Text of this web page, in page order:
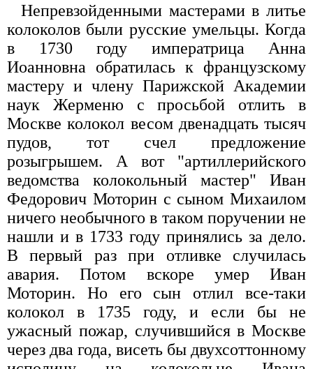
Непревзойденными мастерами в литье
колоколов были русские умельцы. Когда
в 1730 году императрица Анна
Иоанновна обратилась к французскому
мастеру и члену Парижской Академии
наук Жерменю с просьбой отлить в
Москве колокол весом двенадцать тысяч
пудов, тот счел предложение
розыгрышем. А вот "артиллерийского
ведомства колокольный мастер" Иван
Федорович Моторин с сыном Михаилом
ничего необычного в таком поручении не
нашли и в 1733 году принялись за дело.
В первый раз при отливке случилась
авария. Потом вскоре умер Иван
Моторин. Но его сын отлил все-таки
колокол в 1735 году, и если бы не
ужасный пожар, случившийся в Москве
через два года, висеть бы двухсоттонному